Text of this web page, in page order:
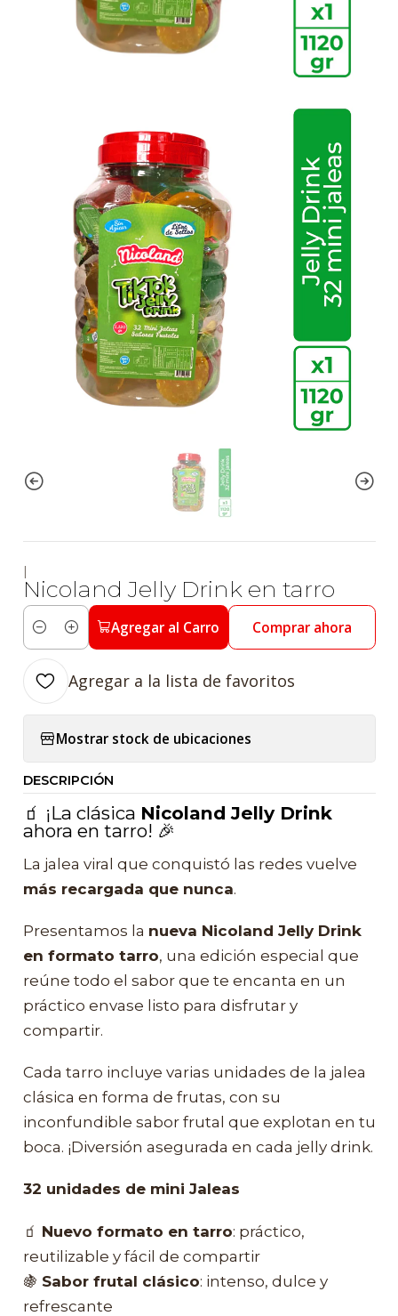
|
Nicoland Jelly Drink en tarro
Cantidad
Agregar al Carro Comprar ahora
Agregar a la lista de favoritos
Mostrar stock de ubicaciones
DESCRIPCIÓN
🧃 ¡La clásica Nicoland Jelly Drink
ahora en tarro! 🎉
La jalea viral que conquistó las redes vuelve
más recargada que nunca.
Presentamos la nueva Nicoland Jelly Drink
en formato tarro, una edición especial que
reúne todo el sabor que te encanta en un
práctico envase listo para disfrutar y
compartir.
Cada tarro incluye varias unidades de la jalea
clásica en forma de frutas, con su
inconfundible sabor frutal que explotan en tu
boca. ¡Diversión asegurada en cada jelly drink.
32 unidades de mini Jaleas
🧃 Nuevo formato en tarro: práctico,
reutilizable y fácil de compartir
🍇 Sabor frutal clásico: intenso, dulce y
refrescante